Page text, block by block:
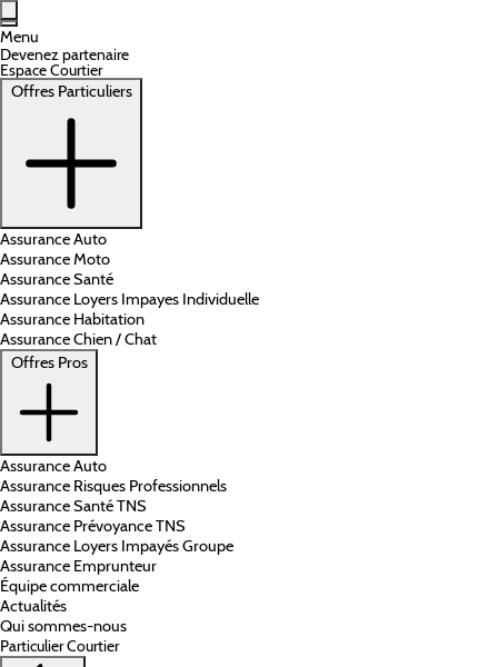
Aller au contenu principal
Menu
Devenez partenaire
Espace Courtier
Offres Particuliers
Assurance Auto
Assurance Moto
Assurance Santé
Assurance Loyers Impayes Individuelle
Assurance Habitation
Assurance Chien / Chat
Offres Pros
Assurance Auto
Assurance Risques Professionnels
Assurance Santé TNS
Assurance Prévoyance TNS
Assurance Loyers Impayés Groupe
Assurance Emprunteur
Équipe commerciale
Actualités
Qui sommes-nous
ParticulierCourtier